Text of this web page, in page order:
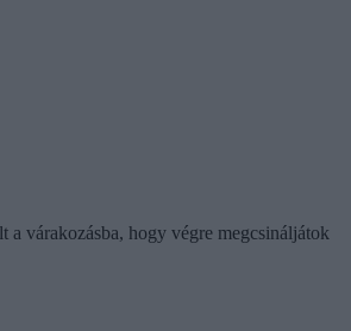
várakozásba, hogy végre megcsináljátok